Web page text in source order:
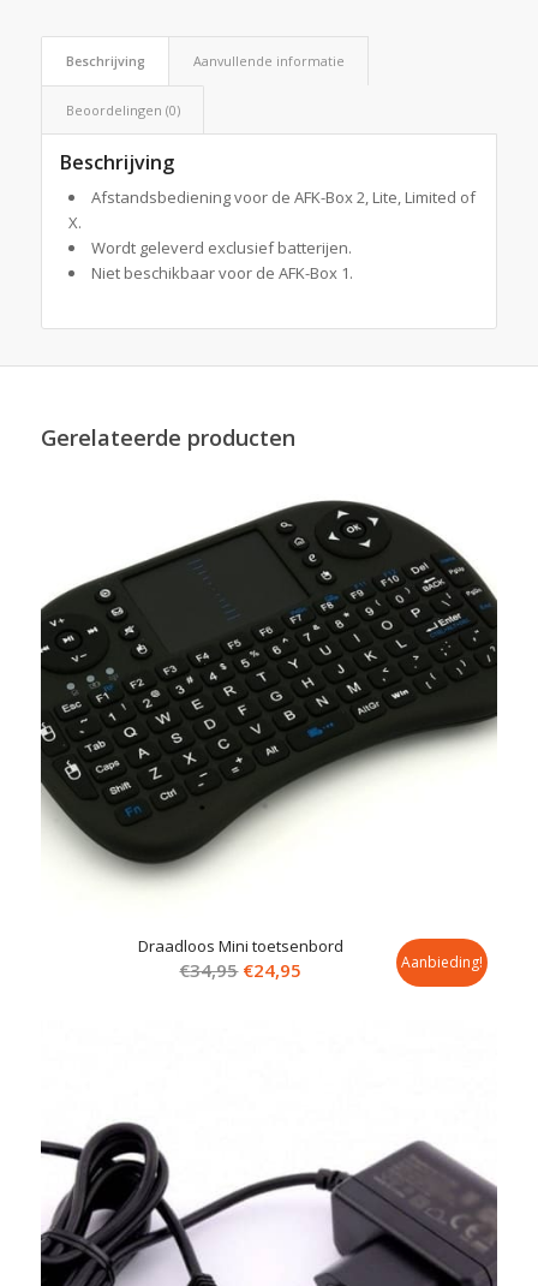
Beschrijving Aanvullende informatie
Beoordelingen (0)
Beschrijving
Afstandsbediening voor de AFK-Box 2, Lite, Limited of
X.
Wordt geleverd exclusief batterijen.
Niet beschikbaar voor de AFK-Box 1.
Gerelateerde producten
Draadloos Mini toetsenbord
€34,95 Oorspronkelijke
€24,95 Aanbieding!